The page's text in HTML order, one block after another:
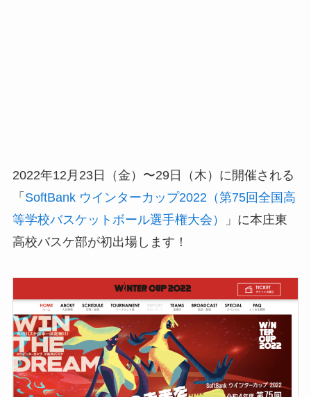
2022年12月23日（金）〜29日（木）に開催される
「 SoftBank ウインターカップ2022（第75回全国高
等学校バスケットボール選手権大会）
」に本庄東
高校バスケ部が初出場します！